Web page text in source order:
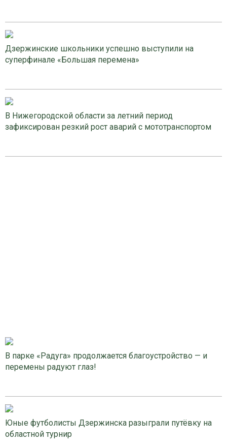
Дзержинские школьники успешно выступили на
суперфинале «Большая перемена»
В Нижегородской области за летний период
зафиксирован резкий рост аварий с мототранспортом
В парке «Радуга» продолжается благоустройство — и
перемены радуют глаз!
Юные футболисты Дзержинска разыграли путёвку на
областной турнир